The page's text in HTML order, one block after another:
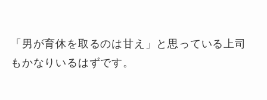
「男が育休を取るのは甘え」と思っている上司
もかなりいるはずです。